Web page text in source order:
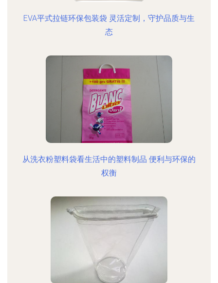
EVA平式拉链环保包装袋 灵活定制，守护品质与生
态
从洗衣粉塑料袋看生活中的塑料制品 便利与环保的
权衡